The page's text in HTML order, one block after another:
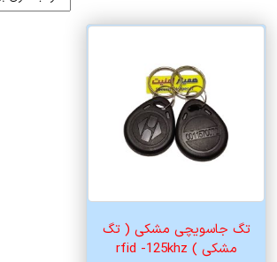
تگ جاسویچی مشکی ( تگ
مشکی ) rfid -125khz